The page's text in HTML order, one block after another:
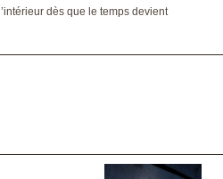
dès que le temps devient